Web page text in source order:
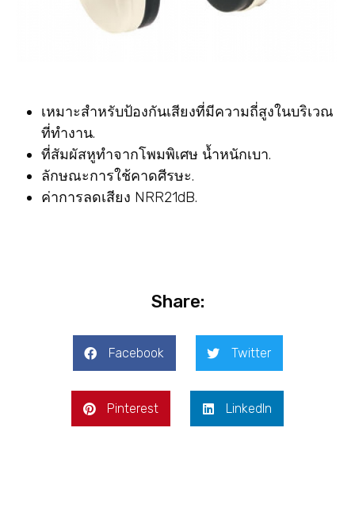
เหมาะสำหรับป้องกันเสียงที่มีความถี่สูงในบริเวณ
ที่ทำงาน.
ที่สัมผัสหูทำจากโพมพิเศษ น้ำหนักเบา.
ลักษณะการใช้คาดศีรษะ.
ค่าการลดเสียง NRR21dB.
Share:
Facebook Twitter
Pinterest LinkedIn